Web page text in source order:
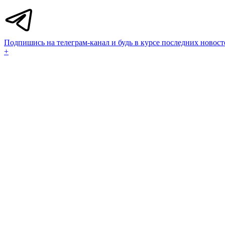
Подпишись на телеграм-канал и будь в курсе последних
+